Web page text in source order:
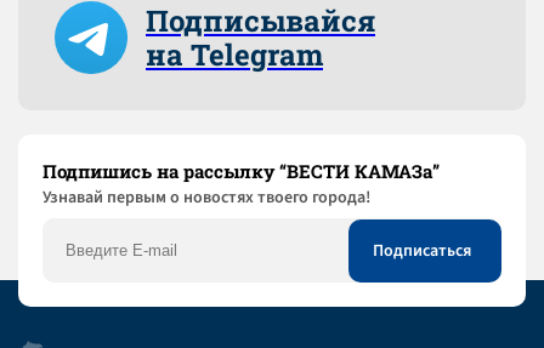
Подписывайся
на Telegram
Подпишись на рассылку “ВЕСТИ КАМАЗа”
Узнaвай первым о новостях твоего города!